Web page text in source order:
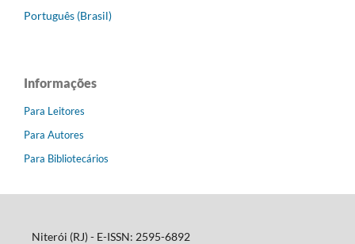
Português (Brasil)
Informações
Para Leitores
Para Autores
Para Bibliotecários
Niterói (RJ) - E-ISSN: 2595-6892